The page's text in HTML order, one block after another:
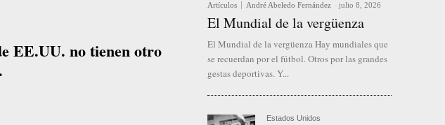
EE.UU. no tienen otro
Artículos André Abeledo Fernández - julio 8, 2026
El Mundial de la vergüenza
El Mundial de la vergüenza Hay mundiales que
se recuerdan por el fútbol. Otros por las grandes
gestas deportivas. Y...
Estados Unidos